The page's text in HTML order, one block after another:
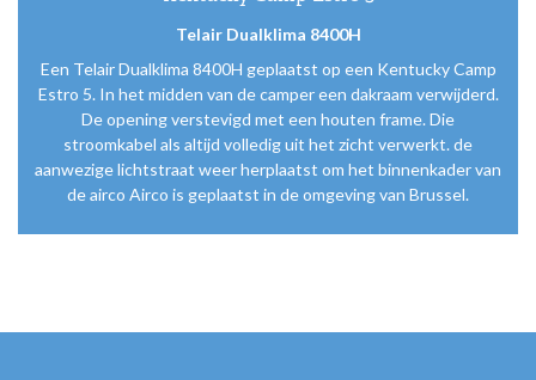
Telair Dualklima 8400H
Een Telair Dualklima 8400H geplaatst op een Kentucky Camp
Estro 5. In het midden van de camper een dakraam verwijderd.
De opening verstevigd met een houten frame. Die
stroomkabel als altijd volledig uit het zicht verwerkt. de
aanwezige lichtstraat weer herplaatst om het binnenkader van
de airco Airco is geplaatst in de omgeving van Brussel.